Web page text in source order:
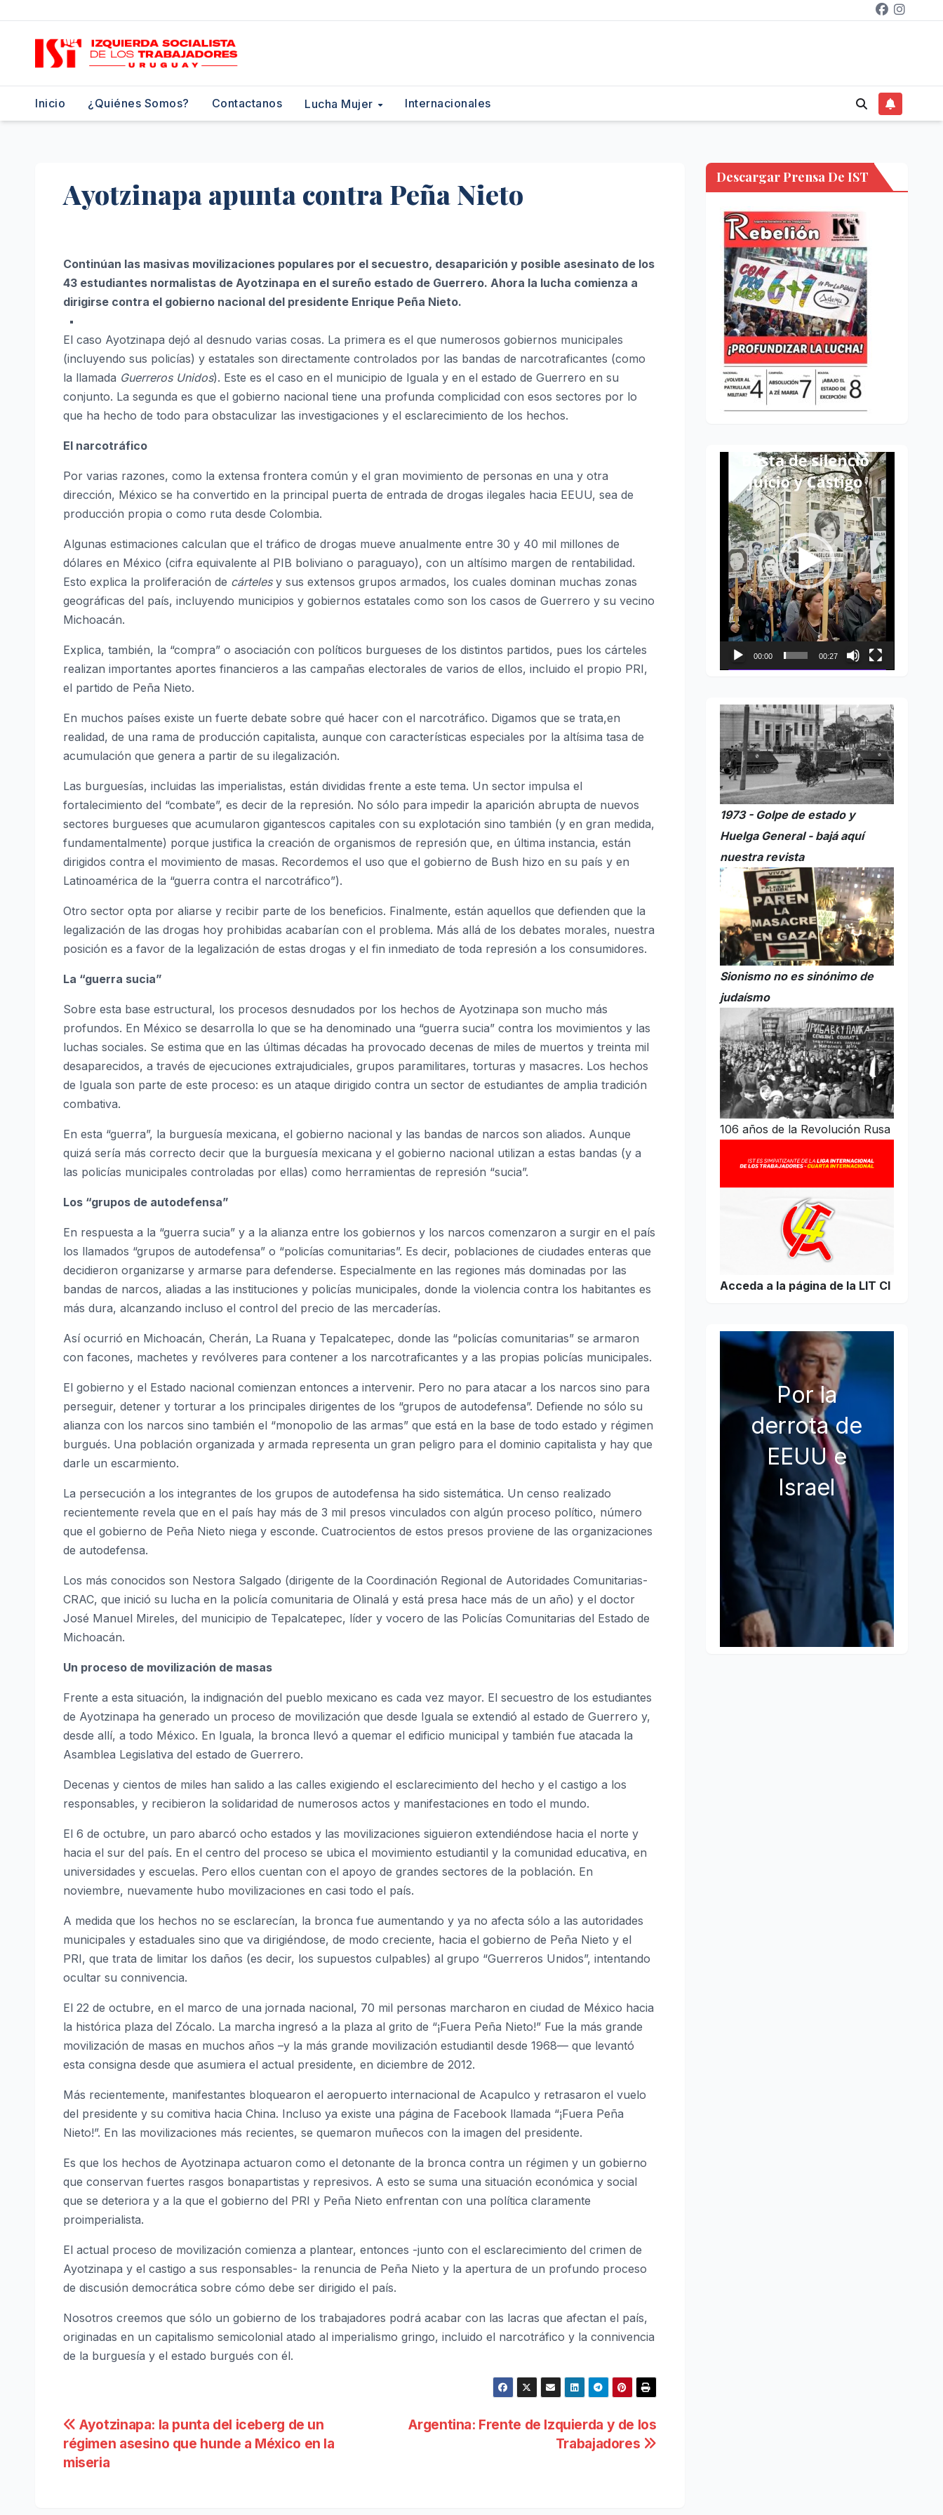
contenido
Inicio ¿Quiénes Somos? Contactanos Lucha Mujer Internacionales
Ayotzinapa apunta contra Peña Nieto
Continúan las masivas movilizaciones populares por el secuestro, desaparición y posible asesinato de los
43 estudiantes normalistas de Ayotzinapa en el sureño estado de Guerrero. Ahora la lucha comienza a
dirigirse contra el gobierno nacional del presidente Enrique Peña Nieto.
El caso Ayotzinapa dejó al desnudo varias cosas. La primera es el que numerosos gobiernos municipales
(incluyendo sus policías) y estatales son directamente controlados por las bandas de narcotraficantes (como
la llamada Guerreros Unidos). Este es el caso en el municipio de Iguala y en el estado de Guerrero en su
conjunto. La segunda es que el gobierno nacional tiene una profunda complicidad con esos sectores por lo
que ha hecho de todo para obstaculizar las investigaciones y el esclarecimiento de los hechos.
El narcotráfico
Por varias razones, como la extensa frontera común y el gran movimiento de personas en una y otra
dirección, México se ha convertido en la principal puerta de entrada de drogas ilegales hacia EEUU, sea de
producción propia o como ruta desde Colombia.
Algunas estimaciones calculan que el tráfico de drogas mueve anualmente entre 30 y 40 mil millones de
dólares en México (cifra equivalente al PIB boliviano o paraguayo), con un altísimo margen de rentabilidad.
Esto explica la proliferación de cártelesy sus extensos grupos armados, los cuales dominan muchas zonas
geográficas del país, incluyendo municipios y gobiernos estatales como son los casos de Guerrero y su vecino
Michoacán.
Explica, también, la “compra” o asociación con políticos burgueses de los distintos partidos, pues los cárteles
realizan importantes aportes financieros a las campañas electorales de varios de ellos, incluido el propio PRI,
el partido de Peña Nieto.
En muchos países existe un fuerte debate sobre qué hacer con el narcotráfico. Digamos que se trata,en
realidad, de una rama de producción capitalista, aunque con características especiales por la altísima tasa de
acumulación que genera a partir de su ilegalización.
Las burguesías, incluidas las imperialistas, están divididas frente a este tema. Un sector impulsa el
fortalecimiento del “combate”, es decir de la represión. No sólo para impedir la aparición abrupta de nuevos
sectores burgueses que acumularon gigantescos capitales con su explotación sino también (y en gran medida,
fundamentalmente) porque justifica la creación de organismos de represión que, en última instancia, están
dirigidos contra el movimiento de masas. Recordemos el uso que el gobierno de Bush hizo en su país y en
Latinoamérica de la “guerra contra el narcotráfico”).
Otro sector opta por aliarse y recibir parte de los beneficios. Finalmente, están aquellos que defienden que la
legalización de las drogas hoy prohibidas acabarían con el problema. Más allá de los debates morales, nuestra
posición es a favor de la legalización de estas drogas y el fin inmediato de toda represión a los consumidores.
La “guerra sucia”
Sobre esta base estructural, los procesos desnudados por los hechos de Ayotzinapa son mucho más
profundos. En México se desarrolla lo que se ha denominado una “guerra sucia” contra los movimientos y las
luchas sociales. Se estima que en las últimas décadas ha provocado decenas de miles de muertos y treinta mil
desaparecidos, a través de ejecuciones extrajudiciales, grupos paramilitares, torturas y masacres. Los hechos
de Iguala son parte de este proceso: es un ataque dirigido contra un sector de estudiantes de amplia tradición
combativa.
En esta “guerra”, la burguesía mexicana, el gobierno nacional y las bandas de narcos son aliados. Aunque
quizá sería más correcto decir que la burguesía mexicana y el gobierno nacional utilizan a estas bandas (y a
las policías municipales controladas por ellas) como herramientas de represión “sucia”.
Los “grupos de autodefensa”
En respuesta a la “guerra sucia” y a la alianza entre los gobiernos y los narcos comenzaron a surgir en el país
los llamados “grupos de autodefensa” o “policías comunitarias”. Es decir, poblaciones de ciudades enteras que
decidieron organizarse y armarse para defenderse. Especialmente en las regiones más dominadas por las
bandas de narcos, aliadas a las instituciones y policías municipales, donde la violencia contra los habitantes es
más dura, alcanzando incluso el control del precio de las mercaderías.
Así ocurrió en Michoacán, Cherán, La Ruana y Tepalcatepec, donde las “policías comunitarias” se armaron
con facones, machetes y revólveres para contener a los narcotraficantes y a las propias policías municipales.
El gobierno y el Estado nacional comienzan entonces a intervenir. Pero no para atacar a los narcos sino para
perseguir, detener y torturar a los principales dirigentes de los “grupos de autodefensa”. Defiende no sólo su
alianza con los narcos sino también el “monopolio de las armas” que está en la base de todo estado y régimen
burgués. Una población organizada y armada representa un gran peligro para el dominio capitalista y hay que
darle un escarmiento.
La persecución a los integrantes de los grupos de autodefensa ha sido sistemática. Un censo realizado
recientemente revela que en el país hay más de 3 mil presos vinculados con algún proceso político, número
que el gobierno de Peña Nieto niega y esconde. Cuatrocientos de estos presos proviene de las organizaciones
de autodefensa.
Los más conocidos son Nestora Salgado (dirigente de la Coordinación Regional de Autoridades Comunitarias-
CRAC, que inició su lucha en la policía comunitaria de Olinalá y está presa hace más de un año) y el doctor
José Manuel Mireles, del municipio de Tepalcatepec, líder y vocero de las Policías Comunitarias del Estado de
Michoacán.
Un proceso de movilización de masas
Frente a esta situación, la indignación del pueblo mexicano es cada vez mayor. El secuestro de los estudiantes
de Ayotzinapa ha generado un proceso de movilización que desde Iguala se extendió al estado de Guerrero y,
desde allí, a todo México. En Iguala, la bronca llevó a quemar el edificio municipal y también fue atacada la
Asamblea Legislativa del estado de Guerrero.
Decenas y cientos de miles han salido a las calles exigiendo el esclarecimiento del hecho y el castigo a los
responsables, y recibieron la solidaridad de numerosos actos y manifestaciones en todo el mundo.
El 6 de octubre, un paro abarcó ocho estados y las movilizaciones siguieron extendiéndose hacia el norte y
hacia el sur del país. En el centro del proceso se ubica el movimiento estudiantil y la comunidad educativa, en
universidades y escuelas. Pero ellos cuentan con el apoyo de grandes sectores de la población. En
noviembre, nuevamente hubo movilizaciones en casi todo el país.
A medida que los hechos no se esclarecían, la bronca fue aumentando y ya no afecta sólo a las autoridades
municipales y estaduales sino que va dirigiéndose, de modo creciente, hacia el gobierno de Peña Nieto y el
PRI, que trata de limitar los daños (es decir, los supuestos culpables) al grupo “Guerreros Unidos”, intentando
ocultar su connivencia.
El 22 de octubre, en el marco de una jornada nacional, 70 mil personas marcharon en ciudad de México hacia
la histórica plaza del Zócalo. La marcha ingresó a la plaza al grito de “¡Fuera Peña Nieto!” Fue la más grande
movilización de masas en muchos años –y la más grande movilización estudiantil desde 1968— que levantó
esta consigna desde que asumiera el actual presidente, en diciembre de 2012.
Más recientemente, manifestantes bloquearon el aeropuerto internacional de Acapulco y retrasaron el vuelo
del presidente y su comitiva hacia China. Incluso ya existe una página de Facebook llamada “¡Fuera Peña
Nieto!”. En las movilizaciones más recientes, se quemaron muñecos con la imagen del presidente.
Es que los hechos de Ayotzinapa actuaron como el detonante de la bronca contra un régimen y un gobierno
que conservan fuertes rasgos bonapartistas y represivos. A esto se suma una situación económica y social
que se deteriora y a la que el gobierno del PRI y Peña Nieto enfrentan con una política claramente
proimperialista.
El actual proceso de movilización comienza a plantear, entonces -junto con el esclarecimiento del crimen de
Ayotzinapa y el castigo a sus responsables- la renuncia de Peña Nieto y la apertura de un profundo proceso
de discusión democrática sobre cómo debe ser dirigido el país.
Nosotros creemos que sólo un gobierno de los trabajadores podrá acabar con las lacras que afectan el país,
originadas en un capitalismo semicolonial atado al imperialismo gringo, incluido el narcotráfico y la connivencia
de la burguesía y el estado burgués con él.
Navegación
de
Argentina: Frente de Izquierda y de los
Trabajadores
Ayotzinapa: la punta del iceberg de un
régimen asesino que hunde a México en la
miseria
Descargar Prensa De IST
Reproductor
vídeo
00:00 00:27
1973 - Golpe de estado y
Huelga General - bajá aquí
nuestra revista
Sionismo no es sinónimo de
judaísmo
106 años de la Revolución Rusa
Acceda a la página de la LIT CI
Por la
derrota de
EEUU e
Israel